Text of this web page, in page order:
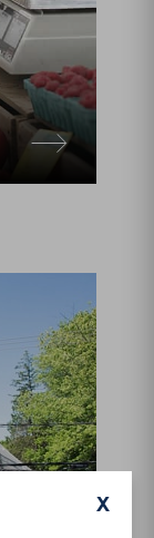
X